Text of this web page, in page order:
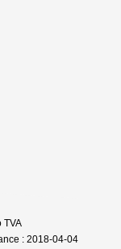
TVA
: 2018-04-04